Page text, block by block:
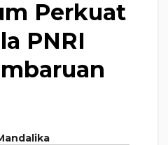
Perkuat
PNRI